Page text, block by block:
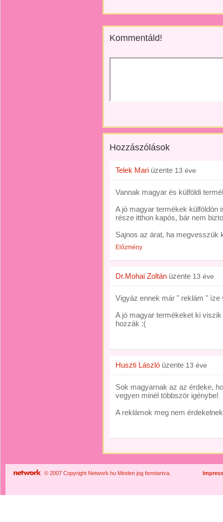
Kommentáld!
Hozzászólások
Telek Mari üzente 13 éve
Vannak magyar és külföldi
A jó magyar termékek külföldön
része itthon kapós, bár nem
Sajnos az árat, ha megvesszük
Előzmény
Dr.Mohai Zoltán üzente 13 éve
Vigyáz ennek már " reklám "
A jó magyar termékeket ki
hozzák :(
Huszti László üzente 13 éve
Sok magyarnak az az érdeke,
vegyen minél többször igénybe!
A reklámok meg nem
© 2007 Copyright Network.hu Minden jog fenntartva.